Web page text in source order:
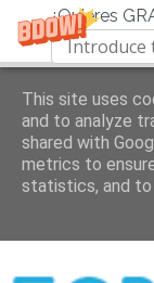
¿Quieres
This site uses
and to analyze
shared with
metrics to
statistics, and to